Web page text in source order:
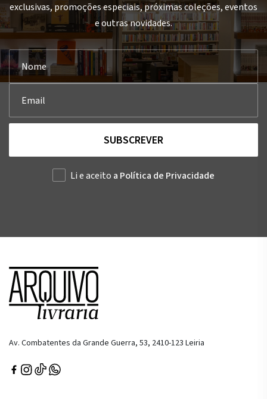
exclusivas, promoções especiais, próximas coleções, eventos
e outras novidades.
SUBSCREVER
Li e aceito a Política de Privacidade
Av. Combatentes da Grande Guerra, 53, 2410-123 Leiria